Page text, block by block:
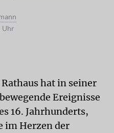
Uhr
hat in seiner
Ereignisse
16. Jahrhunderts,
im Herzen der